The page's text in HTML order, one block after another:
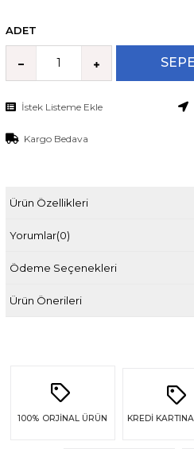
ADET
İstek Listeme Ekle
Kargo Bedava
Ürün Özellikleri
Yorumlar(0)
Ödeme Seçenekleri
Ürün Önerileri
100% ORJİNAL ÜRÜN